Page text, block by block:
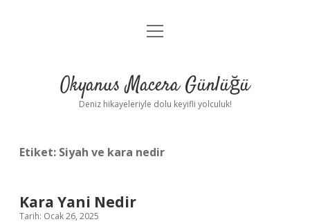
Anasayfa
Yasal Uyarı
menüyü
Okyanus Macera Günlüğü
Deniz hikayeleriyle dolu keyifli yolculuk!
Etiket: Siyah ve kara nedir
Kara Yani Nedir
Tarih: Ocak 26, 2025